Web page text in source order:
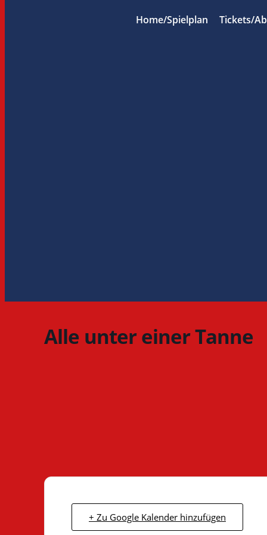
Home/Spielplan Tickets/
Alle unter einer Tanne
+ Zu Google Kalender hinzufügen